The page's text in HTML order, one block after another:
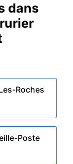
dans
Roches
Poste